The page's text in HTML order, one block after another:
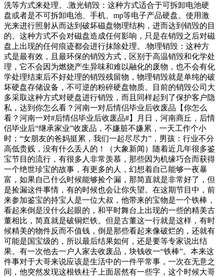
洗等方式来处理。.激光销毁：这种方式适合于可拆卸电池硬
盘或者是不可拆卸电池、手机、mp等电子产品硬盘。使用激
光来进行照射从而达到破坏磁盘物理结构，进而达到销毁的目
的。这种方式不会对磁盘造成任何影响，只是在销毁之后对磁
盘上出现的任何痕迹都会进行抹除处理。.物理销毁：这种方
式是最有效，且最环保的销毁方式，区别于高温销毁和化学处
理，它不会因为燃烧产生异味和难以融化的废物，也不会有化
学处理结束后不好处理的销毁残留物，物理销毁就是单纯的破
坏硬盘存储设备，不可逆的粉碎硬盘物质。目前的销毁公司大
多采取这种方式对硬盘进行销毁，而且同样起到了保护客户隐
私，达到你怎么看？河南一对后情侣毕业后收废品【你怎么
看？河南一对#后情侣毕业后收废品#】月日，河南商丘，后情
侣毕业后“继承家业”收废品，不嫌脏不嫌累，一天工作个小
时；“女朋友的爸妈挺累，我们一起尽尽力”，男孩：行业不分
高低贵贱，没有什么丢人的！（大象新闻）随着近几年很多鉴
宝节目的流行，有很多人非常羡慕，那些因为机缘巧合而获得
一个绝世珍宝的故事，有更多的人，幻想着自己能够一夜暴
富，如果自己什么时候能够捡个漏，那简直就是非常好了，但
是捡漏这件事情，有的时候也会让你失望。在这期节目中，前
来参加鉴宝的持宝人是一位大叔，他带来的宝物是一个铁棒，
看起来倒是没什么起眼的，和平时舞台上出现的一些的精美古
董相比，简直就是破铜烂铁。但是古董这一行就是这样，有时
候精美的物件反而不值钱，倒是那些看起来像破烂的，还就有
可能是国宝级的，所以最后结果如何，还是要等专家说出结
果。有一次他去一户人家去收废品，块钱收一“铁棒”。本来这
件事对于大哥来说应该是生活中的一件平常事，一次在无意之
间，他突然发现这根铁柱子上面居然有一些字，这个时候大哥